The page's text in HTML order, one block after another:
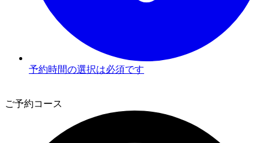
予約時間の選択は必須です
ご予約コース